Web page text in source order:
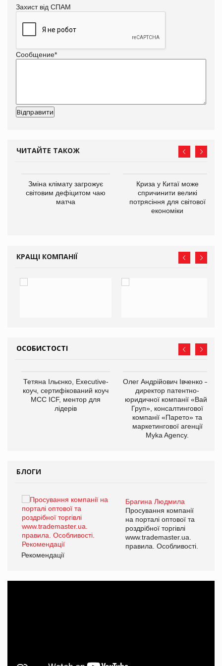
Захист від СПАМ
Сообщение*
ЧИТАЙТЕ ТАКОЖ
Зміна клімату загрожує
світовим дефіцитом чаю
матча
Криза у Китаї може
спричинити великі
потрясіння для світової
економіки
КРАЩІ КОМПАНІЇ
ОСОБИСТОСТІ
Тетяна Ільєнко, Executive-
коуч, сертифікований коуч
МСС ICF, ментор для
лідерів
Олег Андрійович Івченко —
директор патентно-
юридичної компанії «Вайз
Груп», консалтингової
компанії «Парето» та
маркетингової агенції
Myka Agency.
БЛОГИ
Брагина Людмила
Просування компанії
на порталі оптової та
роздрібної торгівлі
www.trademaster.ua.
правила. Особливості.
Рекомендації